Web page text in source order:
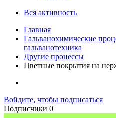
Вся активность
Главная
Гальванохимические
гальванотехника
Другие процессы
Цветные покрытия на
Войдите, чтобы подписаться
Подписчики 0